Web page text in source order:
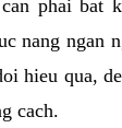
phai bat
nang ngan
hieu qua,
cach.